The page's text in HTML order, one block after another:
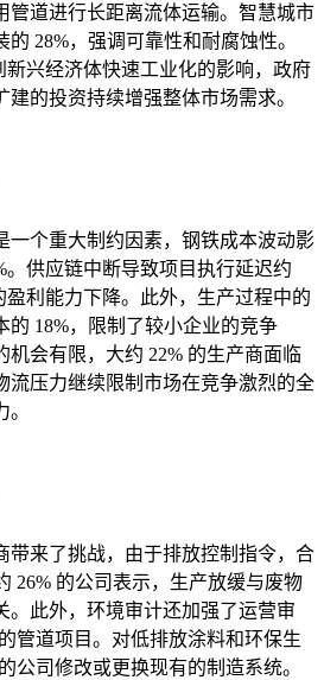
管道进行长距离流体运输。智慧城市
28%，强调可靠性和耐腐蚀性。
新兴经济体快速工业化的影响，政府
的投资持续增强整体市场需求。
一个重大制约因素，钢铁成本波动影
。供应链中断导致项目执行延迟约
盈利能力下降。此外，生产过程中的
的 18%，限制了较小企业的竞争
机会有限，大约 22% 的生产商面临
流压力继续限制市场在竞争激烈的全
带来了挑战，由于排放控制指令，合
26% 的公司表示，生产放缓与废物
。此外，环境审计还加强了运营审
管道项目。对低排放涂料和环保生
公司修改或更换现有的制造系统。